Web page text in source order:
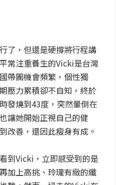
了，但還是硬撐將行程講
常注重養生的Vicki是台灣
帶團機會頻繁，個性獨
壓力累積卻不自知，終於
發燒到43度，突然暈倒在
讓她開始正視自己的健
改善，還因此瘦身有成。
到Vicki，立即感受到的是
加上高挑、玲瓏有緻的纖